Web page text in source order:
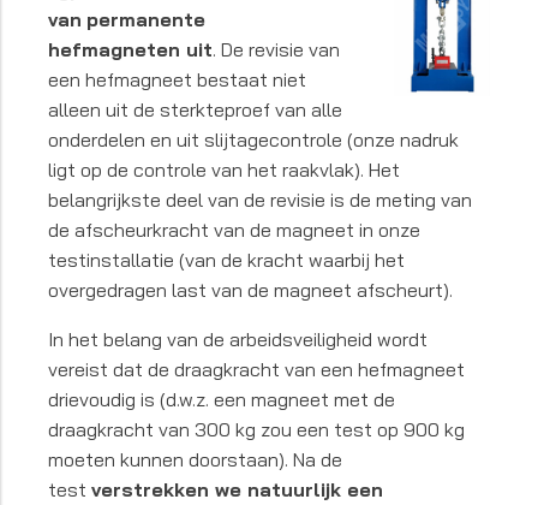
van permanente
hefmagneten uit. De revisie van
een hefmagneet bestaat niet
alleen uit de sterkteproef van alle
onderdelen en uit slijtagecontrole (onze nadruk
ligt op de controle van het raakvlak). Het
belangrijkste deel van de revisie is de meting van
de afscheurkracht van de magneet in onze
testinstallatie (van de kracht waarbij het
overgedragen last van de magneet afscheurt).
In het belang van de arbeidsveiligheid wordt
vereist dat de draagkracht van een hefmagneet
drievoudig is (d.w.z. een magneet met de
draagkracht van 300 kg zou een test op 900 kg
moeten kunnen doorstaan). Na de
test verstrekken we natuurlijk een